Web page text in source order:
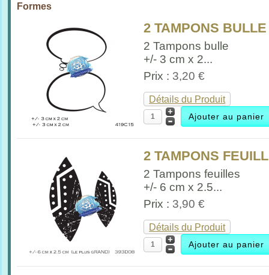
Formes
2 TAMPONS BULLE
2 Tampons bulle
+/- 3 cm x 2...
Prix : 3,20 €
Détails du Produit
2 TAMPONS
2 Tampons feuilles
+/- 6 cm x 2.5...
Prix : 3,90 €
Détails du Produit